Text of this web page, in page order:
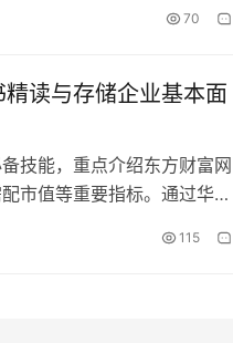
置实现与大户同等的配号和
70
读与存储企业基本面
技能，重点介绍东方财富网
市值等重要指标。通过华润
115